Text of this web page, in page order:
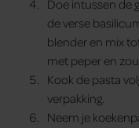
Doe intussen de
de verse
blender en mix
met peper en
Kook de pasta
verpakking.
Neem je